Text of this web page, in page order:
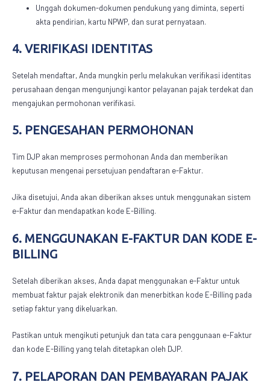
Unggah dokumen-dokumen pendukung yang diminta, seperti
akta pendirian, kartu NPWP, dan surat pernyataan.
4. VERIFIKASI IDENTITAS
Setelah mendaftar, Anda mungkin perlu melakukan verifikasi identitas
perusahaan dengan mengunjungi kantor pelayanan pajak terdekat dan
mengajukan permohonan verifikasi.
5. PENGESAHAN PERMOHONAN
Tim DJP akan memproses permohonan Anda dan memberikan
keputusan mengenai persetujuan pendaftaran e-Faktur.
Jika disetujui, Anda akan diberikan akses untuk menggunakan sistem
e-Faktur dan mendapatkan kode E-Billing.
6. MENGGUNAKAN E-FAKTUR DAN KODE E-
BILLING
Setelah diberikan akses, Anda dapat menggunakan e-Faktur untuk
membuat faktur pajak elektronik dan menerbitkan kode E-Billing pada
setiap faktur yang dikeluarkan.
Pastikan untuk mengikuti petunjuk dan tata cara penggunaan e-Faktur
dan kode E-Billing yang telah ditetapkan oleh DJP.
7. PELAPORAN DAN PEMBAYARAN PAJAK